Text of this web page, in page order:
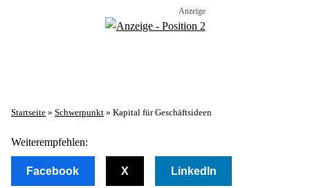
Startseite » Schwerpunkt » Kapital für Geschäftsideen
Weiterempfehlen:
Facebook X LinkedIn